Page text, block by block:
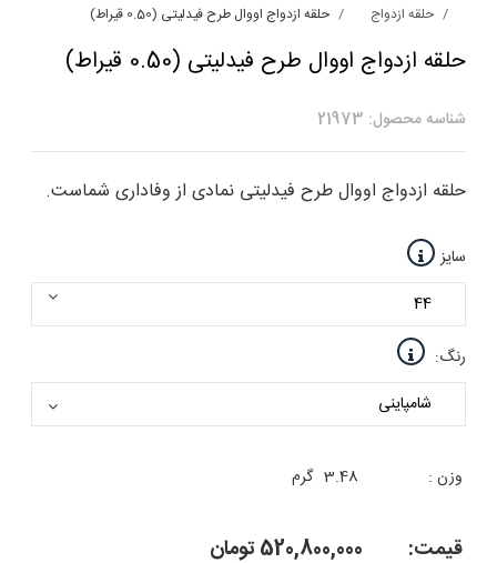
حلقه ازدواج
حلقه ازدواج اووال طرح فیدلیتی (0.50 قیراط)
حلقه ازدواج اووال طرح فیدلیتی (0.50 قیراط)
شناسه محصول: 21973
حلقه ازدواج اووال طرح فیدلیتی نمادی از وفاداری شماست.
سایز
رنگ:
وزن : 3.48 گرم
قیمت: 520,800,000تومان